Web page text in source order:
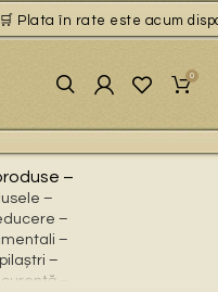
🛒 Plata în rate este acum
0
–
–
–
–
–
–